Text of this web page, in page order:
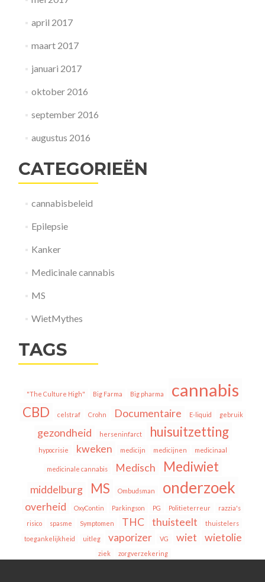
april 2017
maart 2017
januari 2017
oktober 2016
september 2016
augustus 2016
CATEGORIEËN
cannabisbeleid
Epilepsie
Kanker
Medicinale cannabis
MS
WietMythes
TAGS
"The Culture High" Big Farma Big pharma cannabis
CBD celstraf Crohn Documentaire E-liquid gebruik
gezondheid herseninfarct huisuitzetting
hypocrisie kweken medicijn medicijnen medicinaal
medicinale cannabis Medisch Mediwiet
middelburg MS Ombudsman onderzoek
overheid OxyContin Parkingson PG Politieterreur
razzia's
risico
spasme Symptomen THC thuisteelt
thuistelers
toegankelijkheid
uitleg vaporizer VG wiet wietolie
ziek zorgverzekering